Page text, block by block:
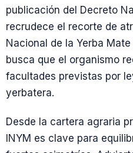
publicación del Decreto
recrudece el recorte de
Nacional de la Yerba
busca que el organismo
facultades previstas por
yerbatera.
Desde la cartera agraria
INYM es clave para